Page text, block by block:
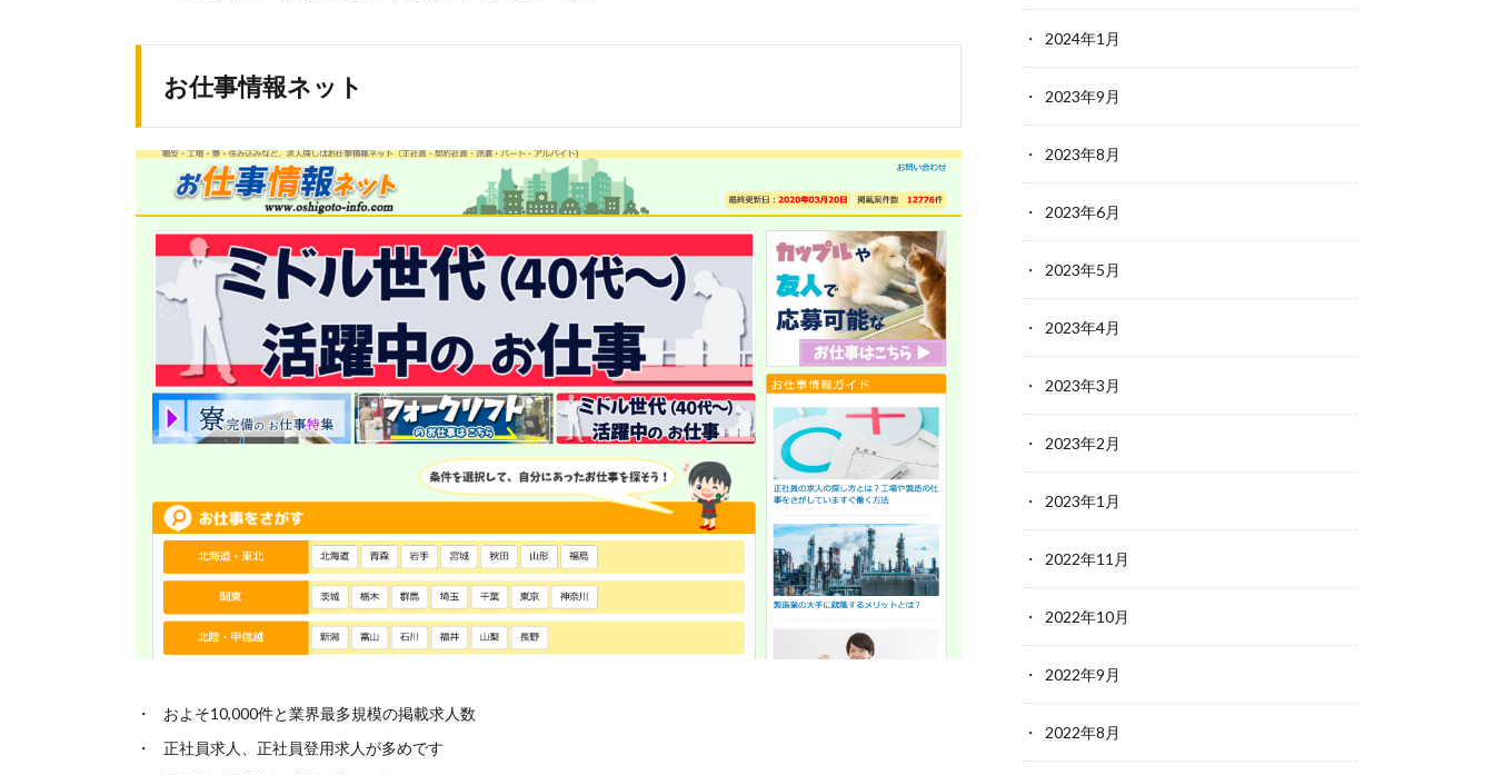
お仕事情報ネット
およそ10,000件と業界最多規模の掲載求人数
正社員求人、正社員登用求人が多めです
2024年1月
2023年9月
2023年8月
2023年6月
2023年5月
2023年4月
2023年3月
2023年2月
2023年1月
2022年11月
2022年10月
2022年9月
2022年8月